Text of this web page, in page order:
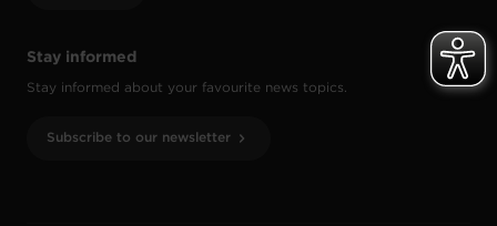
Stay informed
Stay informed about your favourite news topics.
Subscribe to our newsletter